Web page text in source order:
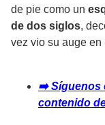
de pie como un
de dos siglos,
vez vio su auge en
➡️ Síguenos
contenido